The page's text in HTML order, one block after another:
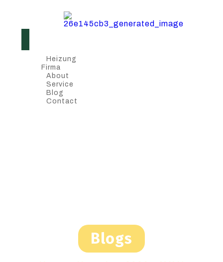
Heizung
Firma
About
Service
Blog
Contact
Blogs